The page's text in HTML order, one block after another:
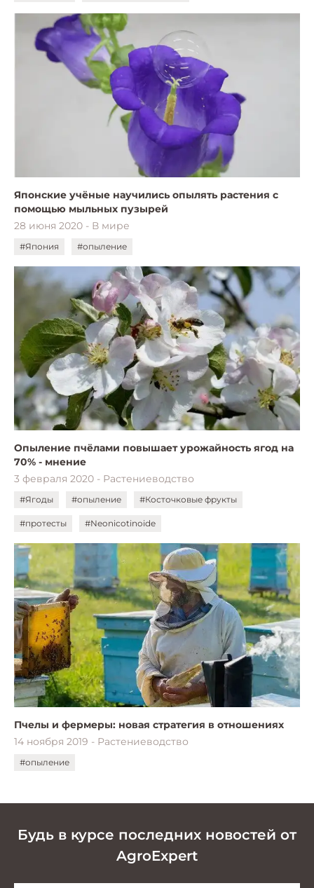
Японские учёные научились опылять растения с
помощью мыльных пузырей
28 июня 2020 - В мире
#Япония #опыление
Опыление пчёлами повышает урожайность ягод на
70% - мнение
3 февраля 2020 - Растениеводство
#Ягоды #опыление #Косточковые фрукты
#протесты #Neonicotinoide
Пчелы и фермеры: новая стратегия в отношениях
14 ноября 2019 - Растениеводство
#опыление
Будь в курсе последних новостей от
AgroExpert